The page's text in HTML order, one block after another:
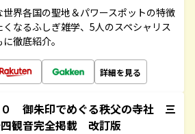
界各国の聖地＆パワースポットの特徴
なるふしぎ雑学、5人のスペシャリス
徹底紹介。
詳細を見る
０ 御朱印でめぐる秩父の寺社 三
観音完全掲載 改訂版